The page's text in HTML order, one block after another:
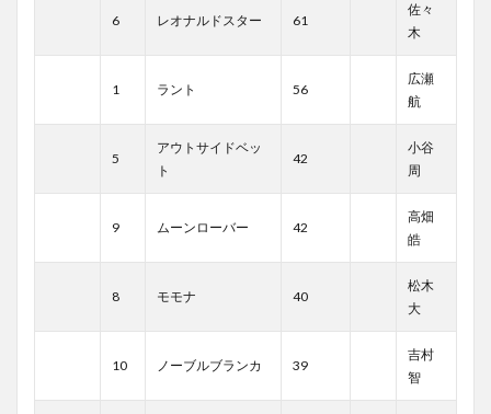
6 レオナルドスター 61
佐々
木
1 ラント 56
広瀬
航
5
アウトサイドベッ
ト
42
小谷
周
9 ムーンローバー 42
高畑
皓
8 モモナ 40
松木
大
10 ノーブルブランカ 39
吉村
智